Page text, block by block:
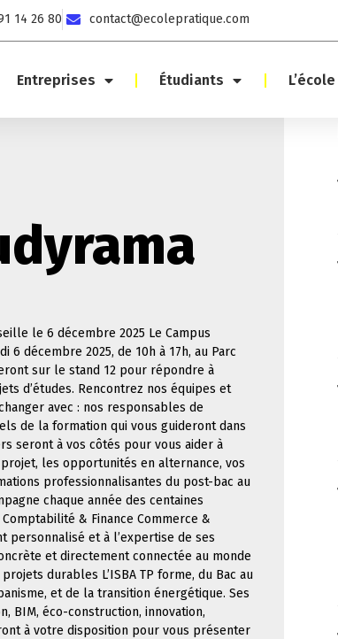
14 26 80 contact@ecolepratique.com
Entreprises Étudiants L’école
le 6 décembre 2025 Le Campus
décembre 2025, de 10h à 17h, au Parc
sur le stand 12 pour répondre à
d’études. Rencontrez nos équipes et
avec : nos responsables de
de la formation qui vous guideront dans
seront à vos côtés pour vous aider à
les opportunités en alternance, vos
professionnalisantes du post-bac au
chaque année des centaines
& Finance Commerce &
personnalisé et à l’expertise de ses
et directement connectée au monde
durables L’ISBA TP forme, du Bac au
et de la transition énergétique. Ses
BIM, éco-construction, innovation,
à votre disposition pour vous présenter